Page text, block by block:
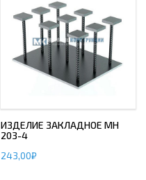
ИЗДЕЛИЕ ЗАКЛАДНОЕ МН
203-4
243,00₽